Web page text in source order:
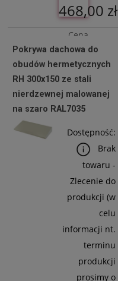
468,00 zł
Cena
netto:
380,49 zł
Pokrywa dachowa do
obudów hermetycznych
RH 300x150 ze stali
nierdzewnej malowanej
na szaro RAL7035
Dostępność:
Brak
towaru -
Zlecenie do
produkcji (w
celu
informacji nt.
terminu
produkcji
prosimy o